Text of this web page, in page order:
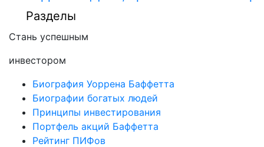
Разделы
Стань успешным
инвестором
Биография Уоррена Баффетта
Биографии богатых людей
Принципы инвестирования
Портфель акций Баффетта
Рейтинг ПИФов